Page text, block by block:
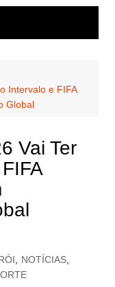
Intervalo e FIFA
Global
Vai Ter
NOTÍCIAS,